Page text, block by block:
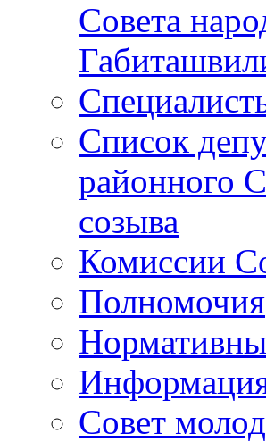
Совета
Список
районного
созыва
Комиссии
Полномочия
Совет